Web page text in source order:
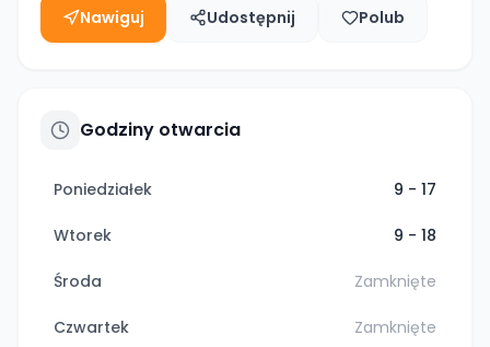
Nawiguj Udostępnij Polub
Godziny otwarcia
Poniedziałek 9 - 17
Wtorek 9 - 18
Środa Zamknięte
Czwartek Zamknięte